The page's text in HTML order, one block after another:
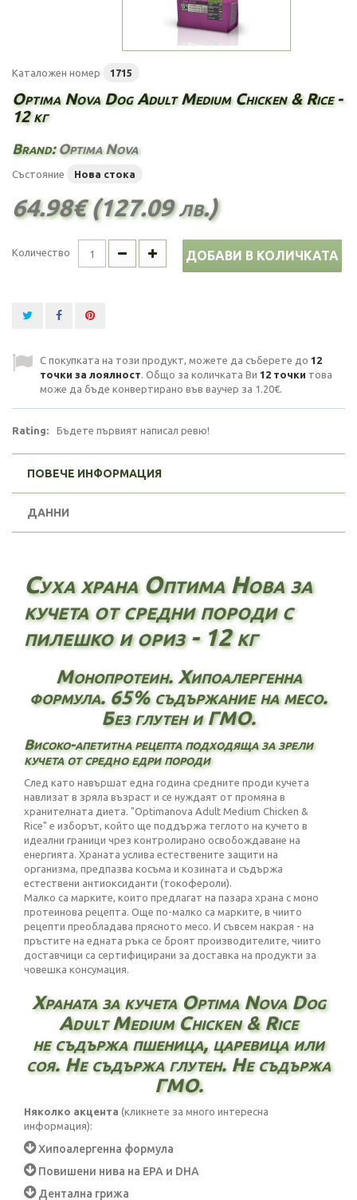
Каталожен номер 1715
Optima Nova Dog Adult Medium Chicken & Rice -
12 кг
Brand:Optima Nova
Състояние Нова стока
64.98€ (127.09 лв.)
Количество ДОБАВИ В КОЛИЧКАТА
С покупката на този продукт, можете да съберете до 12
точки за лоялност. Общо за количката Ви 12 точки това
може да бъде конвертирано във ваучер за 1.20€.
Rating: Бъдете първият написал ревю!
ПОВЕЧЕ ИНФОРМАЦИЯ
ДАННИ
Суха храна Оптима Нова за
кучета от средни породи с
пилешко и ориз - 12 кг
Монопротеин. Хипоалергенна
формула. 65% съдържание на месо.
Без глутен и ГМО.
Високо-апетитна рецепта подходяща за зрели
кучета от средно едри породи
След като навършат една година средните проди кучета
навлизат в зряла възраст и се нуждаят от промяна в
хранителната диета. "Optimanova Adult Medium Chicken &
Rice" е изборът, който ще поддържа теглото на кучето в
идеални граници чрез контролирано освобождаване на
енергията. Храната услива естествените защити на
организма, предпазва косъма и козината и съдържа
естествени антиоксиданти (токофероли).
Малко са марките, които предлагат на пазара храна с моно
протеинова рецепта. Още по-малко са марките, в чиито
рецепти преобладава прясното месо. И съвсем накрая - на
пръстите на едната ръка се броят производителите, чиито
доставчици са сертифицирани за доставка на продукти за
човешка консумация.
Храната за кучета Optima Nova Dog
Adult Medium Chicken & Rice
не съдържа пшеница, царевица или
соя. Не съдържа глутен. Не съдържа
ГМО.
Няколко акцента (кликнете за много интересна
информация):
Хипоалергенна формула
Повишени нива на ЕРА и DHA
Дентална грижа